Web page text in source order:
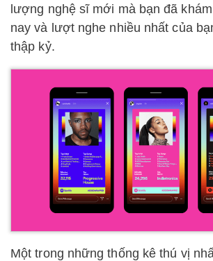
lượng nghệ sĩ mới mà bạn đã
nay và lượt nghe nhiều nhất của
thập kỷ.
Một trong những thống kê thú vị